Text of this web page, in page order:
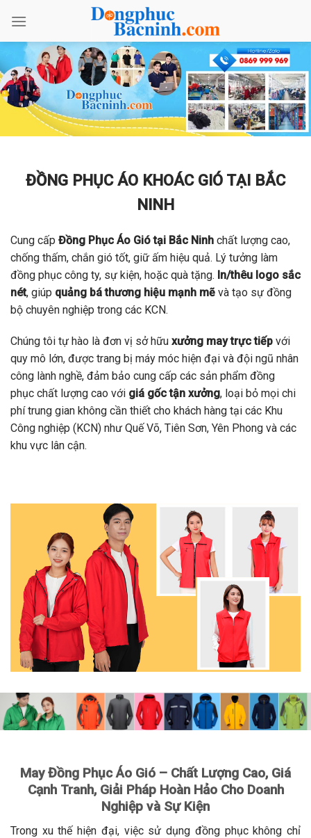
qua
nội
ĐỒNG PHỤC ÁO KHOÁC GIÓ TẠI BẮC
NINH
Cung cấp Đồng Phục Áo Gió tại Bắc Ninh chất lượng cao,
chống thấm, chắn gió tốt, giữ ấm hiệu quả. Lý tưởng làm
đồng phục công ty, sự kiện, hoặc quà tặng. In/thêu logo sắc
nét, giúp quảng bá thương hiệu mạnh mẽ và tạo sự đồng
bộ chuyên nghiệp trong các KCN.
Chúng tôi tự hào là đơn vị sở hữu xưởng may trực tiếp với
quy mô lớn, được trang bị máy móc hiện đại và đội ngũ nhân
công lành nghề, đảm bảo cung cấp các sản phẩm đồng
phục chất lượng cao với giá gốc tận xưởng, loại bỏ mọi chi
phí trung gian không cần thiết cho khách hàng tại các Khu
Công nghiệp (KCN) như Quế Võ, Tiên Sơn, Yên Phong và các
khu vực lân cận.
May Đồng Phục Áo Gió – Chất Lượng Cao, Giá
Cạnh Tranh, Giải Pháp Hoàn Hảo Cho Doanh
Nghiệp và Sự Kiện
Trong xu thế hiện đại, việc sử dụng đồng phục không chỉ